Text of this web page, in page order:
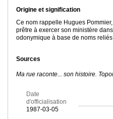
Origine et signification
Ce nom rappelle Hugues
prêtre à exercer son ministère
odonymique à base de noms
Sources
Ma rue raconte... son histoire.
Date
d'officialisation
1987-03-05